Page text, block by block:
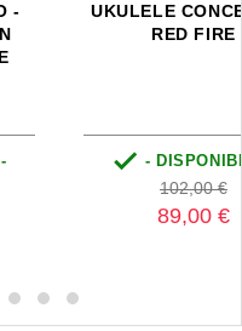
UKULELE CONCERTO -
- DISPONIBILE -
Prezzo